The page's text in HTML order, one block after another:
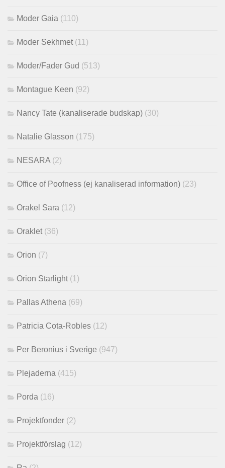
Moder Gaia (110)
Moder Sekhmet (11)
Moder/Fader Gud (513)
Montague Keen (92)
Nancy Tate (kanaliserade budskap) (30)
Natalie Glasson (175)
NESARA (2)
Office of Poofness (ej kanaliserad information) (23)
Orakel Sara (12)
Oraklet (36)
Orion (7)
Orion Starlight (1)
Pallas Athena (69)
Patricia Cota-Robles (12)
Per Beronius i Sverige (947)
Plejaderna (415)
Porda (16)
Projektfonder (2)
Projektförslag (12)